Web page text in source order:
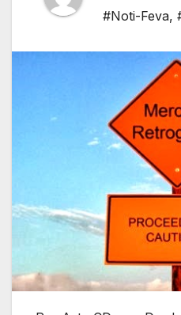
#Noti-Feva,